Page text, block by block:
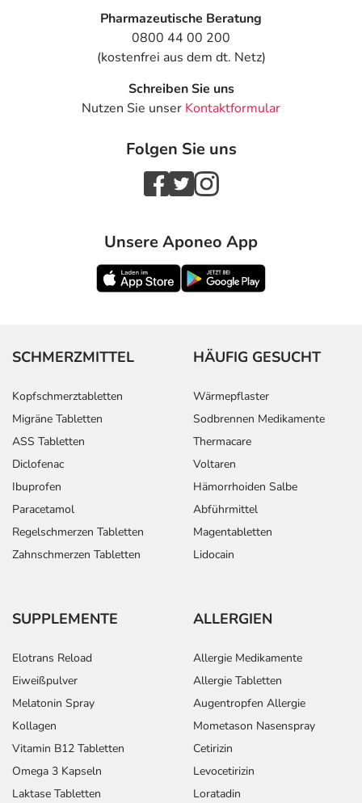
Pharmazeutische Beratung
0800 44 00 200
(kostenfrei aus dem dt. Netz)
Schreiben Sie uns
Nutzen Sie unser Kontaktformular
Folgen Sie uns
Unsere Aponeo App
SCHMERZMITTEL
Kopfschmerztabletten
Migräne Tabletten
ASS Tabletten
Diclofenac
Ibuprofen
Paracetamol
Regelschmerzen Tabletten
Zahnschmerzen Tabletten
HÄUFIG GESUCHT
Wärmepflaster
Sodbrennen Medikamente
Thermacare
Voltaren
Hämorrhoiden Salbe
Abführmittel
Magentabletten
Lidocain
SUPPLEMENTE
Elotrans Reload
Eiweißpulver
Melatonin Spray
Kollagen
Vitamin B12 Tabletten
Omega 3 Kapseln
Laktase Tabletten
ALLERGIEN
Allergie Medikamente
Allergie Tabletten
Augentropfen Allergie
Mometason Nasenspray
Cetirizin
Levocetirizin
Loratadin